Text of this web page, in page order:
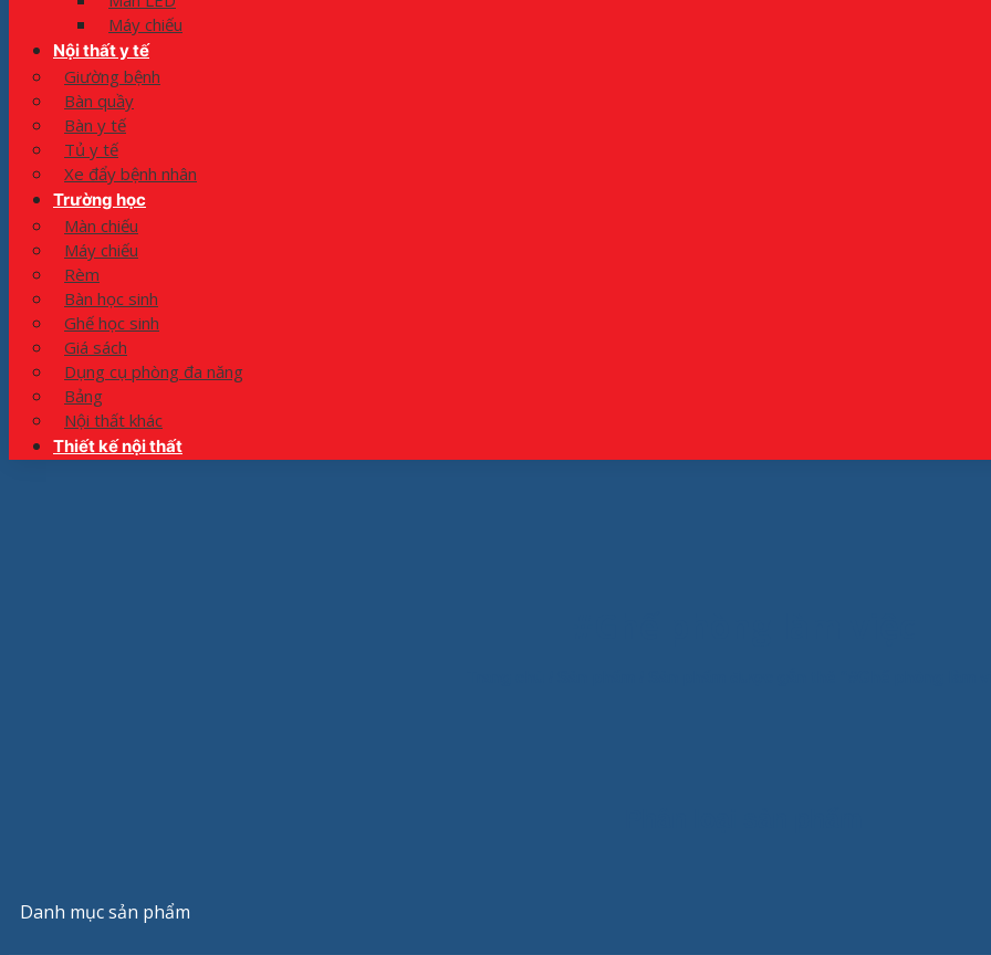
Máy chiếu
Nội thất y tế
Giường bệnh
Bàn quầy
Bàn y tế
Tủ y tế
Xe đẩy bệnh nhân
Trường học
Màn chiếu
Máy chiếu
Rèm
Bàn học sinh
Ghế học sinh
Giá sách
Dụng cụ phòng đa năng
Bảng
Nội thất khác
Thiết kế nội thất
Danh mục sản phẩm